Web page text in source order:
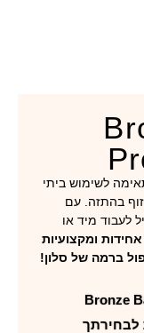
ביתי
עם
או
סלון!